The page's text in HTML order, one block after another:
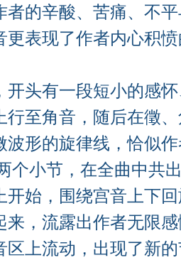
者的辛酸、苦痛、不
更表现了作者内心积
开头有一段短小的感
行至角音，随后在徵
波形的旋律线，恰似
个小节，在全曲中共
开始，围绕宫音上下
来，流露出作者无限
区上流动，出现了新